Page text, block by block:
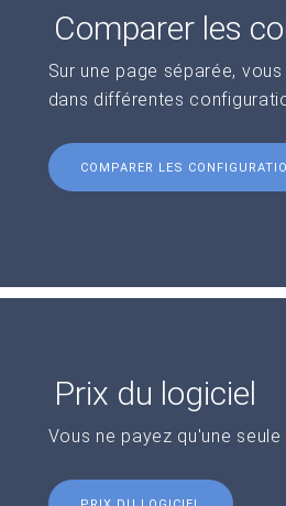
Comparer les
Sur une page séparée,
dans différentes
COMPARER LES
Prix du logiciel
Vous ne payez qu'une